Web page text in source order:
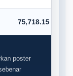
75,718.15
poster